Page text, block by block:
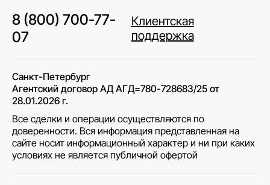
8 (800) 700-77-
07
Клиентская
поддержка
Санкт-Петербург
Агентский договор АД АГД=780-728683/25 от
28.01.2026 г.
Все сделки и операции осуществляются по
доверенности. Вся информация представленная на
сайте носит информационный характер и ни при каких
условиях не является публичной офертой